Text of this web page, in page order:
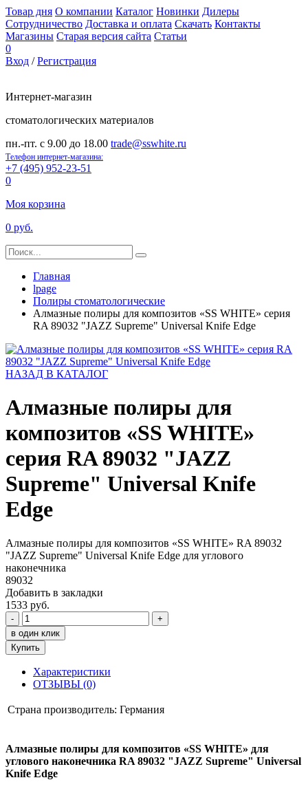
Товар дня О компании Каталог Новинки Дилеры
Сотрудничество Доставка и оплата Скачать Контакты
Магазины Старая версия сайта Статьи
0
Вход /Регистрация
Интернет-магазин
стоматологических материалов
пн.-пт. с 9.00 до 18.00 trade@sswhite.ru
Телефон интернет-магазина:
+7 (495) 952-23-51
0
Моя корзина
0 руб.
Главная
lpage
Полиры стоматологические
Алмазные полиры для композитов «SS WHITE» серия
RA 89032 "JAZZ Supreme" Universal Knife Edge
НАЗАД В КАТАЛОГ
Алмазные полиры для
композитов «SS WHITE»
серия RA 89032 "JAZZ
Supreme" Universal Knife
Edge
Алмазные полиры для композитов «SS WHITE» RA 89032
"JAZZ Supreme" Universal Knife Edge для углового
наконечника
89032
Добавить в закладки
1533 руб.
-
+
в один клик
Купить
Характеристики
ОТЗЫВЫ (0)
Страна производитель: Германия
Алмазные полиры для композитов «SS WHITE» для
углового наконечника RA 89032 "JAZZ Supreme" Universal
Knife Edge